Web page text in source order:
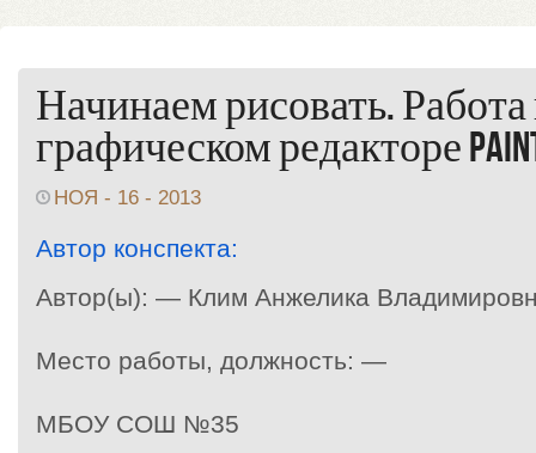
Начинаем рисовать.
графическом редакторе
НОЯ - 16 - 2013
Автор конспекта:
Автор(ы): — Клим Анжелика
Место работы, должность: —
МБОУ СОШ №35